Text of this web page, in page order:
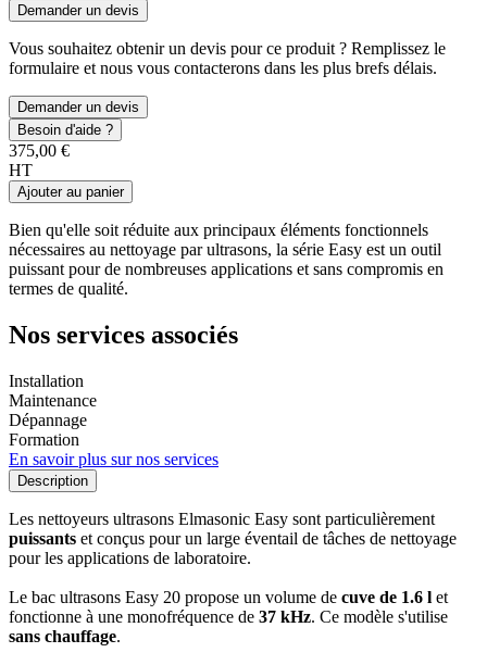
Demander un devis
Vous souhaitez obtenir un devis pour ce produit ? Remplissez le
formulaire et nous vous contacterons dans les plus brefs délais.
Demander un devis
Besoin d'aide ?
375,00 €
HT
Ajouter au panier
Bien qu'elle soit réduite aux principaux éléments fonctionnels
nécessaires au nettoyage par ultrasons, la série Easy est un outil
puissant pour de nombreuses applications et sans compromis en
termes de qualité.
Nos services associés
Installation
Maintenance
Dépannage
Formation
En savoir plus sur nos services
Description
Les nettoyeurs ultrasons Elmasonic Easy sont particulièrement
puissants et conçus pour un large éventail de tâches de nettoyage
pour les applications de laboratoire.
Le bac ultrasons Easy 20 propose un volume de cuve de 1.6 l et
fonctionne à une monofréquence de 37 kHz. Ce modèle s'utilise
sans chauffage.